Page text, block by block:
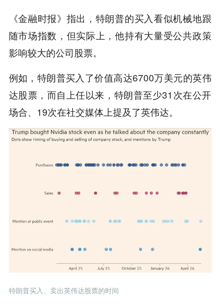
《金融时报》指出，特朗普的买入看似机械地跟
随市场指数，但实际上，他持有大量受公共政策
影响较大的公司股票。
例如，特朗普买入了价值高达6700万美元的英伟
达股票，而自上任以来，特朗普至少31次在公开
场合、19次在社交媒体上提及了英伟达。
特朗普买入、卖出英伟达股票的时间